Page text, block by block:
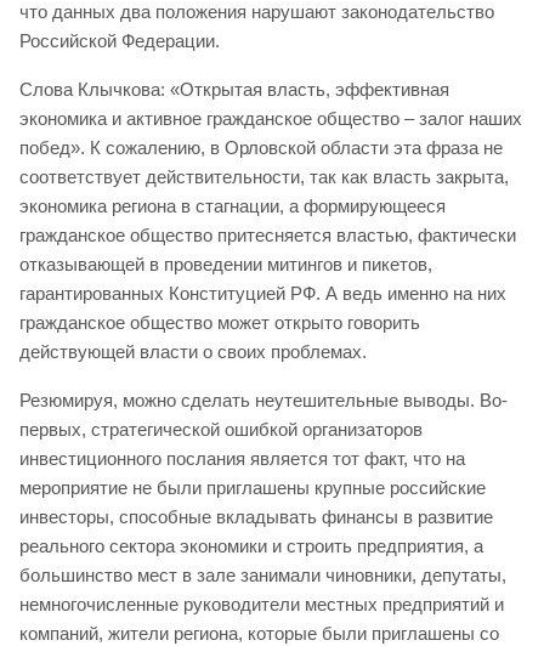
что данных два положения нарушают законодательство
Российской Федерации.
Слова Клычкова: «Открытая власть, эффективная
экономика и активное гражданское общество – залог наших
побед». К сожалению, в Орловской области эта фраза не
соответствует действительности, так как власть закрыта,
экономика региона в стагнации, а формирующееся
гражданское общество притесняется властью, фактически
отказывающей в проведении митингов и пикетов,
гарантированных Конституцией РФ. А ведь именно на них
гражданское общество может открыто говорить
действующей власти о своих проблемах.
Резюмируя, можно сделать неутешительные выводы. Во-
первых, стратегической ошибкой организаторов
инвестиционного послания является тот факт, что на
мероприятие не были приглашены крупные российские
инвесторы, способные вкладывать финансы в развитие
реального сектора экономики и строить предприятия, а
большинство мест в зале занимали чиновники, депутаты,
немногочисленные руководители местных предприятий и
компаний, жители региона, которые были приглашены со